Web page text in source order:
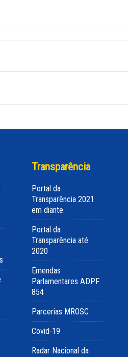
Transparência
Portal da
Transparência 2021
em diante
Portal da
Transparência até
2020
Emendas
Parlamentares ADPF
854
Parcerias MROSC
Covid-19
Radar Nacional da